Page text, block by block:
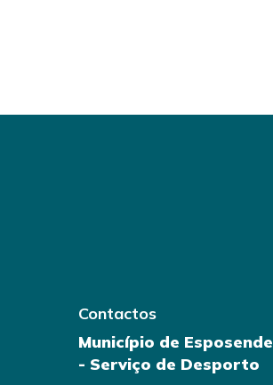
Contactos
Município de Esposende
- Serviço de Desporto